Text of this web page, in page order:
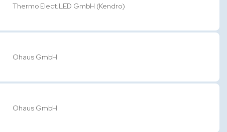
Thermo Elect.LED GmbH (Kendro)
Ohaus GmbH
Ohaus GmbH